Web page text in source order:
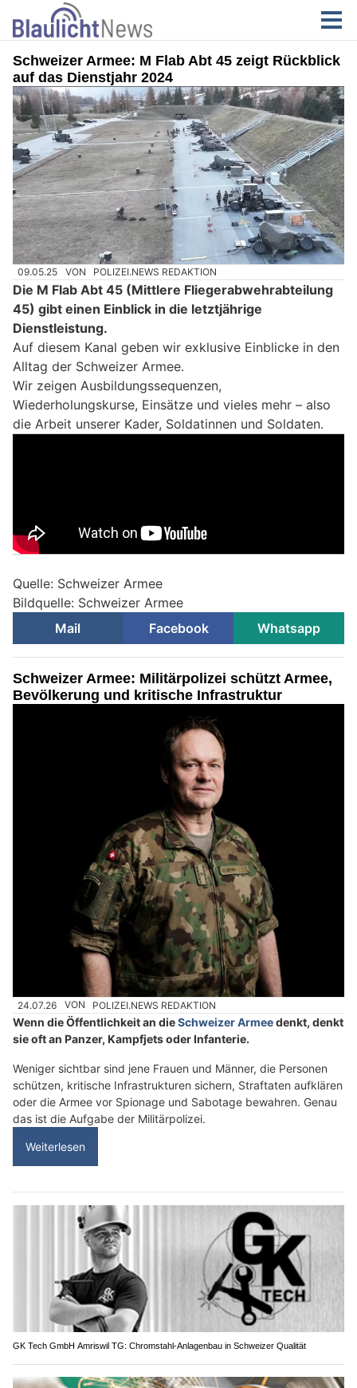
Schweizer Armee: M Flab Abt 45 zeigt Rückblick
auf das Dienstjahr 2024
09.05.25 VON POLIZEI.NEWS REDAKTION
Die M Flab Abt 45 (Mittlere Fliegerabwehrabteilung
45) gibt einen Einblick in die letztjährige
Dienstleistung.
Auf diesem Kanal geben wir exklusive Einblicke in den
Alltag der Schweizer Armee.
Wir zeigen Ausbildungssequenzen,
Wiederholungskurse, Einsätze und vieles mehr – also
die Arbeit unserer Kader, Soldatinnen und Soldaten.
Quelle: Schweizer Armee
Bildquelle: Schweizer Armee
Mail
Facebook Whatsapp
Schweizer Armee: Militärpolizei schützt Armee,
Bevölkerung und kritische Infrastruktur
24.07.26 VON POLIZEI.NEWS REDAKTION
Wenn die Öffentlichkeit an dieSchweizer Armeedenkt, denkt
sie oft an Panzer, Kampfjets oder Infanterie.
Weniger sichtbar sind jene Frauen und Männer, die Personen
schützen, kritische Infrastrukturen sichern, Straftaten aufklären
oder die Armee vor Spionage und Sabotage bewahren. Genau
das ist die Aufgabe der Militärpolizei.
Weiterlesen
GK Tech GmbH Amriswil TG: Chromstahl-Anlagenbau in Schweizer Qualität